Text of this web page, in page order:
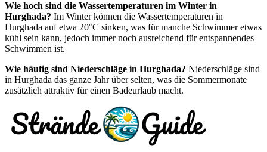
Wie hoch sind die Wassertemperaturen im Winter in
Hurghada? Im Winter können die Wassertemperaturen in
Hurghada auf etwa 20°C sinken, was für manche Schwimmer etwas
kühl sein kann, jedoch immer noch ausreichend für entspannendes
Schwimmen ist.
Wie häufig sind Niederschläge in Hurghada? Niederschläge sind
in Hurghada das ganze Jahr über selten, was die Sommermonate
zusätzlich attraktiv für einen Badeurlaub macht.